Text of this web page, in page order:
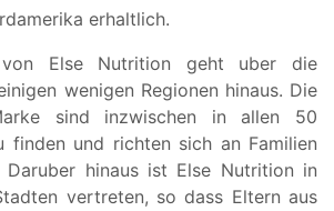
erhaltlich.
von Else Nutrition geht uber die
wenigen Regionen hinaus. Die
sind inzwischen in allen 50
finden und richten sich an Familien
Daruber hinaus ist Else Nutrition in
vertreten, so dass Eltern aus